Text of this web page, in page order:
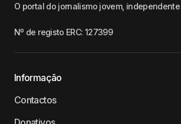
O portal do jornalismo jovem,
Nº de registo ERC: 127399
Informação
Contactos